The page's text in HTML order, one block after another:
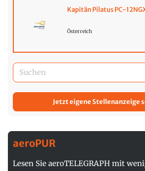
Kapitän Pilatus PC-
Österreich
Jetzt eigene Stellenanzeige
aeroPUR
Lesen Sie aeroTELEGRAPH mit